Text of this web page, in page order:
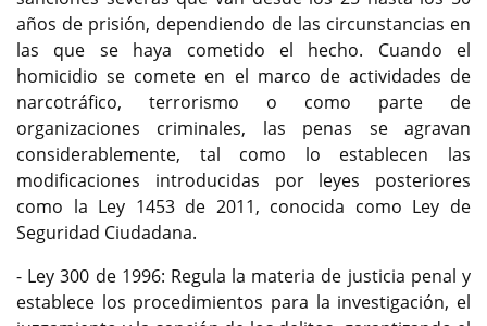
años de prisión, dependiendo de las circunstancias en
las que se haya cometido el hecho. Cuando el
homicidio se comete en el marco de actividades de
narcotráfico, terrorismo o como parte de
organizaciones criminales, las penas se agravan
considerablemente, tal como lo establecen las
modificaciones introducidas por leyes posteriores
como la Ley 1453 de 2011, conocida como Ley de
Seguridad Ciudadana.
- Ley 300 de 1996: Regula la materia de justicia penal y
establece los procedimientos para la investigación, el